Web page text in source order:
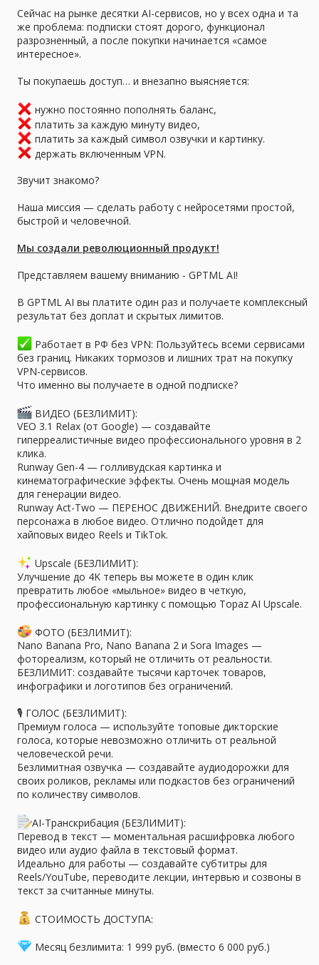
Сейчас на рынке десятки AI-сервисов, но у всех одна и та
же проблема: подписки стоят дорого, функционал
разрозненный, а после покупки начинается «самое
интересное».
Ты покупаешь доступ… и внезапно выясняется:
нужно постоянно пополнять баланс,
платить за каждую минуту видео,
платить за каждый символ озвучки и картинку.
держать включенным VPN.
Звучит знакомо?
Наша миссия — сделать работу с нейросетями простой,
быстрой и человечной.
Мы создали революционный продукт!
Представляем вашему вниманию - GPTML AI!
В GPTML AI вы платите один раз и получаете комплексный
результат без доплат и скрытых лимитов.
Работает в РФ без VPN: Пользуйтесь всеми сервисами
без границ. Никаких тормозов и лишних трат на покупку
VPN-сервисов.
Что именно вы получаете в одной подписке?
ВИДЕО (БЕЗЛИМИТ):
VEO 3.1 Relax (от Google) — создавайте
гиперреалистичные видео профессионального уровня в 2
клика.
Runway Gen-4 — голливудская картинка и
кинематографические эффекты. Очень мощная модель
для генерации видео.
Runway Act-Two — ПЕРЕНОС ДВИЖЕНИЙ. Внедрите своего
персонажа в любое видео. Отлично подойдет для
хайповых видео Reels и TikTok.
Upscale (БЕЗЛИМИТ):
Улучшение до 4K теперь вы можете в один клик
превратить любое «мыльное» видео в четкую,
профессиональную картинку с помощью Topaz AI Upscale.
ФОТО (БЕЗЛИМИТ):
Nano Banana Pro, Nano Banana 2 и Sora Images —
фотореализм, который не отличить от реальности.
БЕЗЛИМИТ: создавайте тысячи карточек товаров,
инфографики и логотипов без ограничений.
🎙 ГОЛОС (БЕЗЛИМИТ):
Премиум голоса — используйте топовые дикторские
голоса, которые невозможно отличить от реальной
человеческой речи.
Безлимитная озвучка — создавайте аудиодорожки для
своих роликов, рекламы или подкастов без ограничений
по количеству символов.
AI-Транскрибация (БЕЗЛИМИТ):
Перевод в текст — моментальная расшифровка любого
видео или аудио файла в текстовый формат.
Идеально для работы — создавайте субтитры для
Reels/YouTube, переводите лекции, интервью и созвоны в
текст за считанные минуты.
СТОИМОСТЬ ДОСТУПА:
Месяц безлимита: 1 999 руб. (вместо 6 000 руб.)